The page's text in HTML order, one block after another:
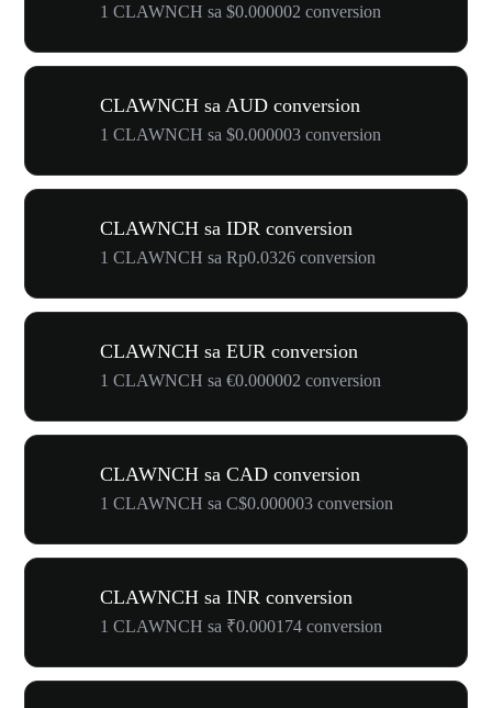
1 CLAWNCH sa $0.000002 conversion
CLAWNCH sa AUD conversion
1 CLAWNCH sa $0.000003 conversion
CLAWNCH sa IDR conversion
1 CLAWNCH sa Rp0.0326 conversion
CLAWNCH sa EUR conversion
1 CLAWNCH sa €0.000002 conversion
CLAWNCH sa CAD conversion
1 CLAWNCH sa C$0.000003 conversion
CLAWNCH sa INR conversion
1 CLAWNCH sa ₹0.000174 conversion